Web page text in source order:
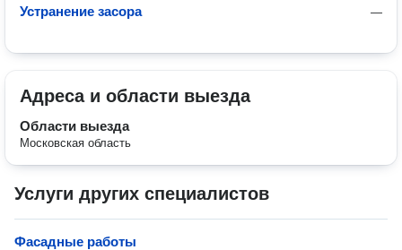
—
Устранение засора
Адреса и области выезда
Области выезда
Московская область
Услуги других специалистов
Фасадные работы